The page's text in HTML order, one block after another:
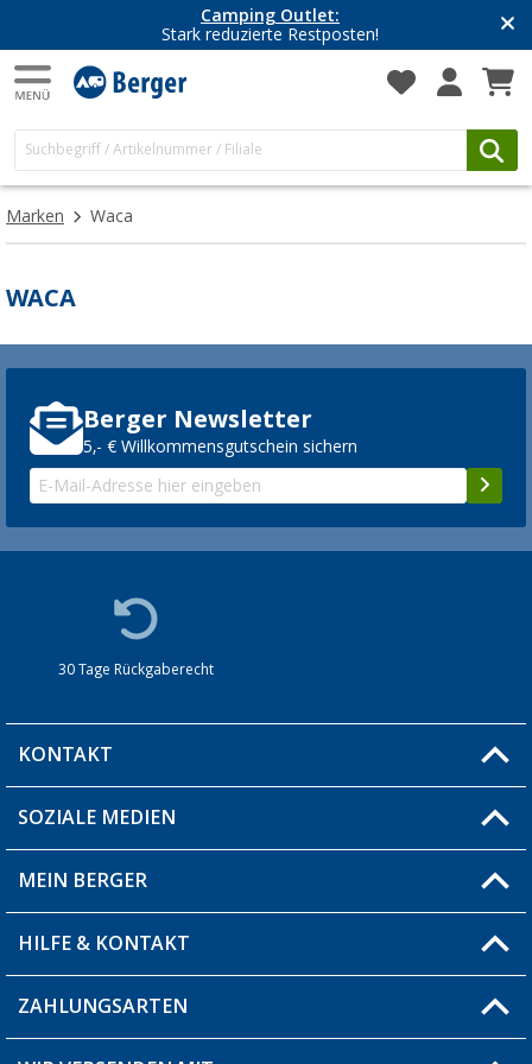
Camping Outlet:
Stark reduzierte Restposten!
Marken Waca
WACA
Berger Newsletter
5,- € Willkommensgutschein sichern
30 Tage Rückgaberecht
KONTAKT
Du hast eine Frage?
Filiale finden
SOZIALE MEDIEN
MEIN BERGER
Blog
Produkttester
HILFE & KONTAKT
Fragen & Antworten / FAQ
ZAHLUNGSARTEN